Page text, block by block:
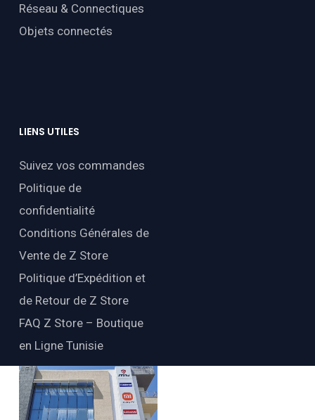
Réseau & Connectiques
Objets connectés
LIENS UTILES
Suivez vos commandes
Politique de
confidentialité
Conditions Générales de
Vente de Z Store
Politique d’Expédition et
de Retour de Z Store
FAQ Z Store – Boutique
en Ligne Tunisie